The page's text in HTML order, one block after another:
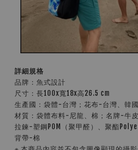
詳細規格
品牌：魚式設計
尺寸：長100x寬18x高26.5 cm
生產國：袋體-台灣；花布-台灣、韓
材質：袋體布料-尼龍、棉；名牌-牛
拉鍊-塑鋼POM（聚甲醛）、聚酯
背帶-棉